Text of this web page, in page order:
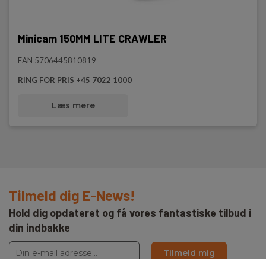
Minicam 150MM LITE CRAWLER
EAN 5706445810819
RING FOR PRIS +45 7022 1000
Læs mere
Tilmeld dig E-News!
Hold dig opdateret og få vores fantastiske tilbud i
din indbakke
Tilmeld mig